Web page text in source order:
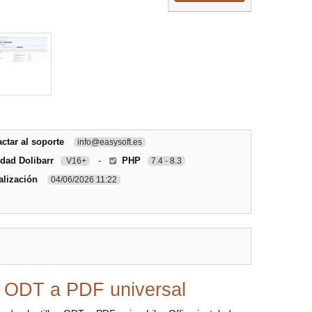
al soporte info@easysoft.es
Dolibarr V16+ - PHP 7.4 - 8.3
04/06/2026 11:22
a PDF universal